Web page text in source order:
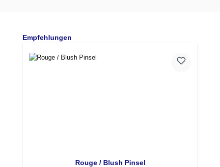
Produktgalerie überspringen
Empfehlungen
Rouge / Blush Pinsel